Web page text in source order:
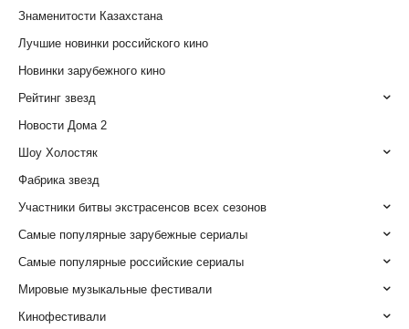
Знаменитости Казахстана
Лучшие новинки российского кино
Новинки зарубежного кино
Рейтинг звезд
Новости Дома 2
Шоу Холостяк
Фабрика звезд
Участники битвы экстрасенсов всех сезонов
Самые популярные зарубежные сериалы
Самые популярные российские сериалы
Мировые музыкальные фестивали
Кинофестивали